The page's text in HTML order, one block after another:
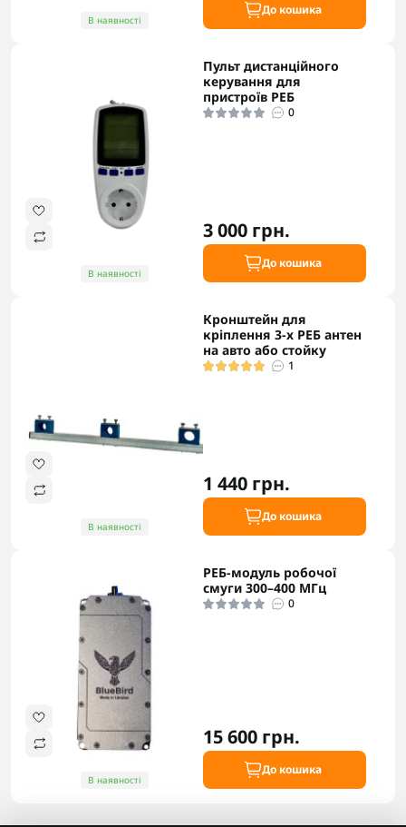
В наявності
До кошика
В наявності
Пульт дистанційного
керування для
пристроїв РЕБ
0
3 000 грн.
До кошика
В наявності
Кронштейн для
кріплення 3-х РЕБ антен
на авто або стойку
1
1 440 грн.
До кошика
В наявності
РЕБ-модуль робочої
смуги 300–400 МГц
0
15 600 грн.
До кошика